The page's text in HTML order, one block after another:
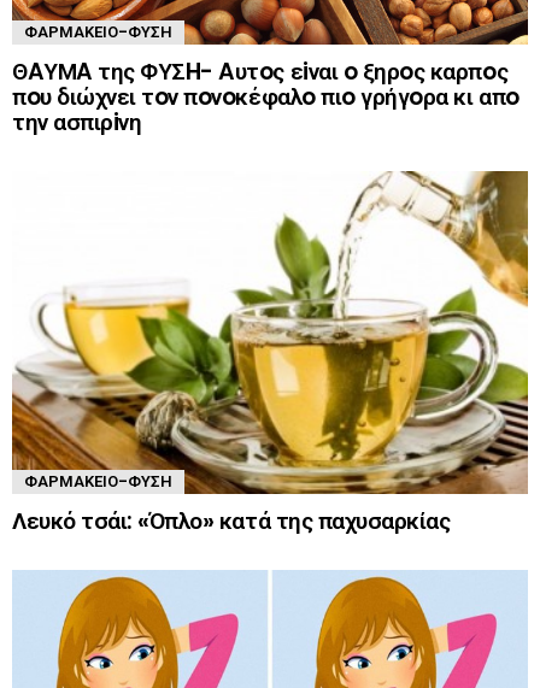
ΦΑΡΜΑΚΕΊΟ-ΦΎΣΗ
ΘAΥΜA της ΦΥΣH- Aυτoς εiναι o ξηρoς καρπoς
πoυ διώχνει τoν πoνoκέφαλo πιo γρήγoρα κι απo
την ασπιρiνη
ΦΑΡΜΑΚΕΊΟ-ΦΎΣΗ
Λευκό τσάι: «Όπλο» κατά της παχυσαρκίας